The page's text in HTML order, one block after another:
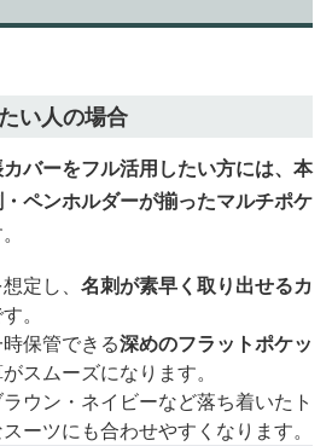
い人の場合
バーをフル活用したい方には、本
ペンホルダーが揃ったマルチポケ
定し、 名刺が素早く取り出せるカ
。
保管できる深めのフラットポケッ
スムーズになります。
ウン・ネイビーなど落ち着いたト
ーツにも合わせやすくなります。